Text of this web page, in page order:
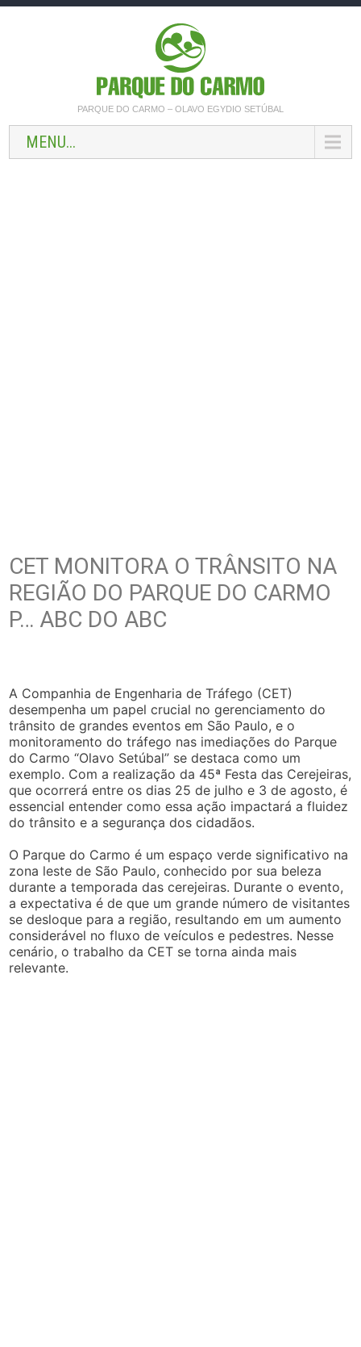
PARQUE DO CARMO – OLAVO EGYDIO SETÚBAL
MENU...
CET MONITORA O TRÂNSITO NA
REGIÃO DO PARQUE DO CARMO
P… ABC DO ABC
A Companhia de Engenharia de Tráfego (CET)
desempenha um papel crucial no gerenciamento do
trânsito de grandes eventos em São Paulo, e o
monitoramento do tráfego nas imediações do Parque
do Carmo “Olavo Setúbal” se destaca como um
exemplo. Com a realização da 45ª Festa das Cerejeiras,
que ocorrerá entre os dias 25 de julho e 3 de agosto, é
essencial entender como essa ação impactará a fluidez
do trânsito e a segurança dos cidadãos.
O Parque do Carmo é um espaço verde significativo na
zona leste de São Paulo, conhecido por sua beleza
durante a temporada das cerejeiras. Durante o evento,
a expectativa é de que um grande número de visitantes
se desloque para a região, resultando em um aumento
considerável no fluxo de veículos e pedestres. Nesse
cenário, o trabalho da CET se torna ainda mais
relevante.